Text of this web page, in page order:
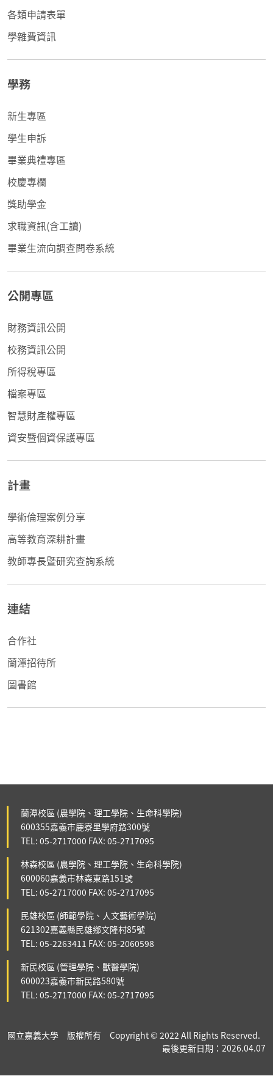
各類申請表單
學雜費資訊
學務
新生專區
學生申訴
畢業典禮專區
校慶專欄
獎助學金
求職資訊(含工讀)
畢業生流向調查問卷系統
公開專區
財務資訊公開
校務資訊公開
所得稅專區
檔案專區
智慧財產權專區
資安暨個資保護專區
計畫
學術倫理案例分享
高等教育深耕計畫
教師專長暨研究查詢系統
連結
合作社
蘭潭招待所
圖書館
蘭潭校區 (農學院、理工學院、生命科學院)
600355嘉義市鹿寮里學府路300號
TEL: 05-2717000 FAX: 05-2717095
林森校區 (農學院、理工學院、生命科學院)
600060嘉義市林森東路151號
TEL: 05-2717000 FAX: 05-2717095
民雄校區 (師範學院、人文藝術學院)
621302嘉義縣民雄鄉文隆村85號
TEL: 05-2263411 FAX: 05-2060598
新民校區 (管理學院、獸醫學院)
600023嘉義市新民路580號
TEL: 05-2717000 FAX: 05-2717095
國立嘉義大學 版權所有 Copyright © 2022 All Rights Reserved.
最後更新日期：2026.04.07